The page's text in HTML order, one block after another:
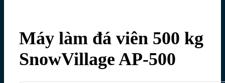
Máy làm đá viên 500 kg
SnowVillage AP-500